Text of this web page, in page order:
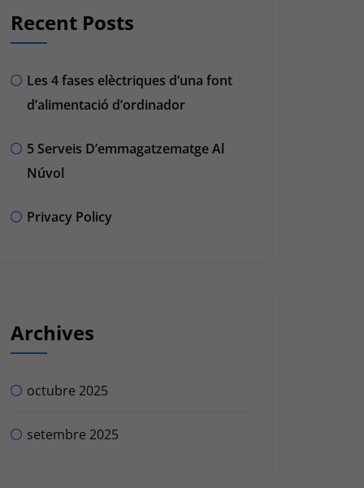
Recent Posts
Les 4 fases elèctriques d’una font
d’alimentació d’ordinador
5 Serveis D’emmagatzematge Al
Núvol
Privacy Policy
Archives
octubre 2025
setembre 2025